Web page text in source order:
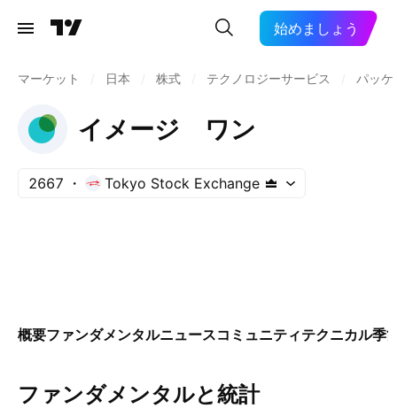
始めましょう
マーケット 日本 株式 テクノロジーサービス パッ
イメージ ワン
2667 Tokyo Stock Exchange
概要ファンダメンタルニュースコミュニティテクニカル季
ファンダメンタルと統計